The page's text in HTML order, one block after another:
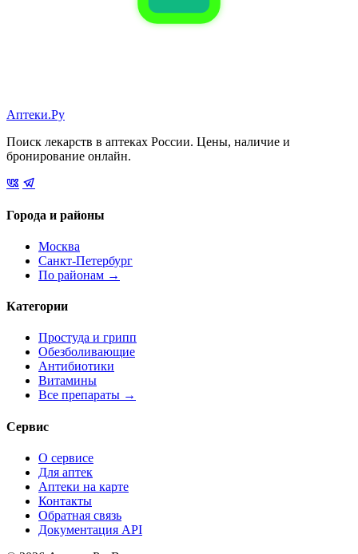
Аптеки.Ру
Поиск лекарств в аптеках России. Цены, наличие и
бронирование онлайн.
Города и районы
Москва
Санкт-Петербург
По районам →
Категории
Простуда и грипп
Обезболивающие
Антибиотики
Витамины
Все препараты →
Сервис
О сервисе
Для аптек
Аптеки на карте
Контакты
Обратная связь
Документация API